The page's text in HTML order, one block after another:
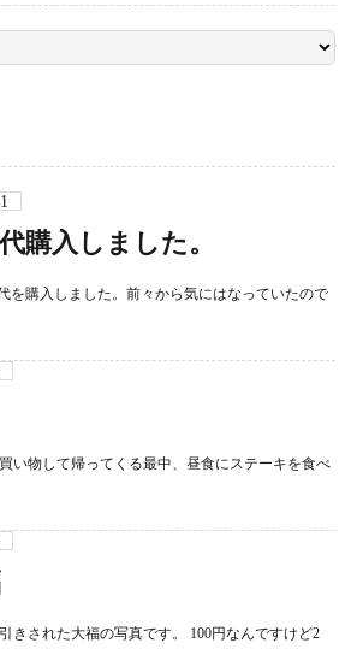
購入しました。
を購入しました。前々から気にはなっていたので
い物して帰ってくる最中、昼食にステーキを食べ
きされた大福の写真です。 100円なんですけど2